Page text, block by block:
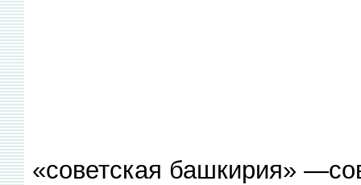
«советская башкирия»